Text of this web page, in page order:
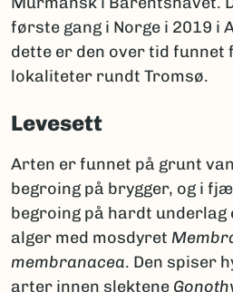
første gang i Norge i 2019 i
dette er den over tid funnet
lokaliteter rundt Tromsø.
Levesett
Arten er funnet på grunt
begroing på brygger, og i
begroing på hardt underlag
alger med mosdyret
membranacea. Den spiser
arter innen slektene